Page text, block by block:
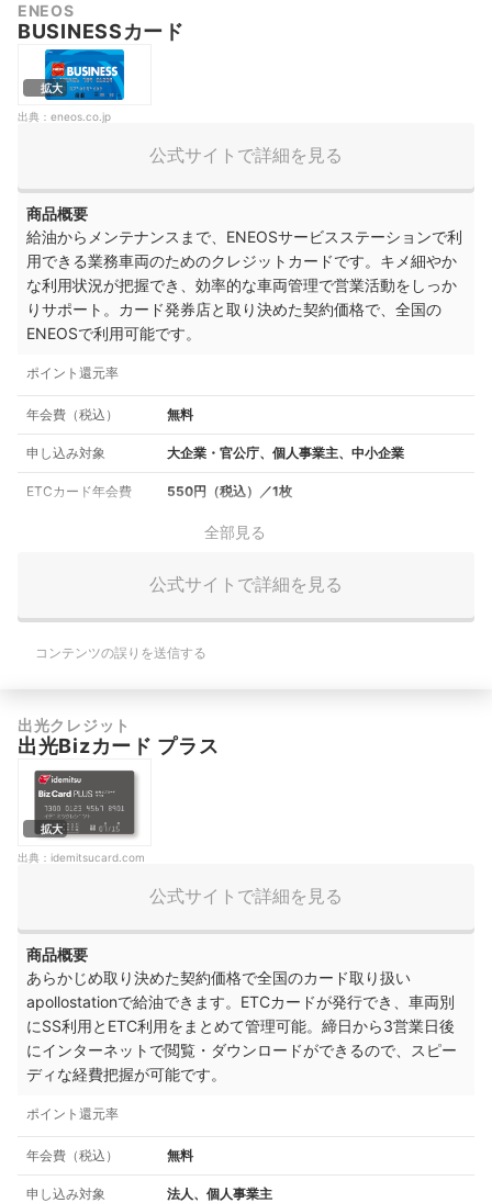
ENEOS
BUSINESSカード
拡大
出典： eneos.co.jp
公式サイトで詳細を見る
商品概要
給油からメンテナンスまで、ENEOSサービスステーションで利
用できる業務車両のためのクレジットカードです。キメ細やか
な利用状況が把握でき、効率的な車両管理で営業活動をしっか
りサポート。カード発券店と取り決めた契約価格で、全国の
ENEOSで利用可能です。
ポイント還元率
年会費（税込） 無料
申し込み対象 大企業・官公庁、個人事業主、中小企業
ETCカード年会費 550円（税込）／1枚
全部見る
公式サイトで詳細を見る
コンテンツの誤りを送信する
出光クレジット
出光Bizカード プラス
拡大
出典： idemitsucard.com
公式サイトで詳細を見る
商品概要
あらかじめ取り決めた契約価格で全国のカード取り扱い
apollostationで給油できます。ETCカードが発行でき、車両別
にSS利用とETC利用をまとめて管理可能。締日から3営業日後
にインターネットで閲覧・ダウンロードができるので、スピー
ディな経費把握が可能です。
ポイント還元率
年会費（税込） 無料
申し込み対象 法人、個人事業主